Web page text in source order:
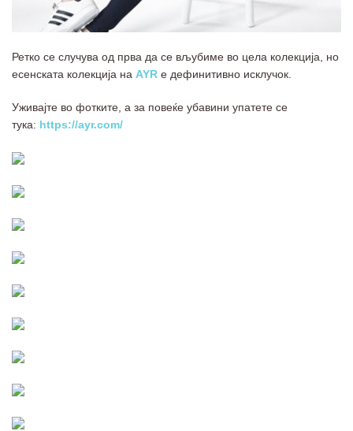
Ретко се случува од прва да се вљубиме во цела колекција, но
есенската колекција на AYR е дефинитивно исклучок.
Уживајте во фотките, а за повеќе убавини упатете се
тука: https://ayr.com/